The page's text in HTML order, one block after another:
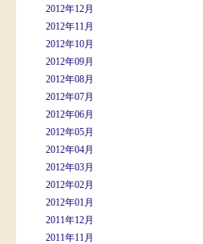
2012年12月
2012年11月
2012年10月
2012年09月
2012年08月
2012年07月
2012年06月
2012年05月
2012年04月
2012年03月
2012年02月
2012年01月
2011年12月
2011年11月